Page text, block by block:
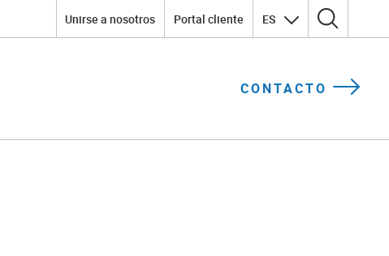
Unirse a nosotros Portal cliente ES Search for:
CONTACTO